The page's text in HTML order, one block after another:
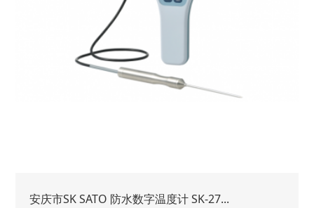
安庆市SK SATO 防水数字温度计 SK-27...